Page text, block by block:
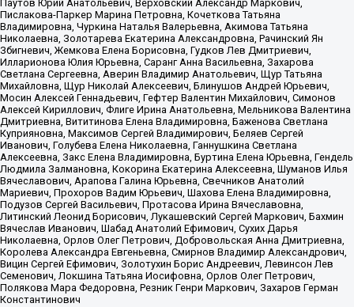
Паутов Юрий Анатольевич, Верховский Александр Маркович,
Пислакова-Паркер Марина Петровна, Кочеткова Татьяна
Владимировна, Чуркина Наталья Валерьевна, Акимова Татьяна
Николаевна, Золотарева Екатерина Александровна, Рачинский Ян
Збигневич, Жемкова Елена Борисовна, Гудков Лев Дмитриевич,
Илларионова Юлия Юрьевна, Саранг Анна Васильевна, Захарова
Светлана Сергеевна, Аверин Владимир Анатольевич, Щур Татьяна
Михайловна, Щур Николай Алексеевич, Блинушов Андрей Юрьевич,
Мосин Алексей Геннадьевич, Гефтер Валентин Михайлович, Симонов
Алексей Кириллович, Флиге Ирина Анатольевна, Мельникова Валентина
Дмитриевна, Вититинова Елена Владимировна, Баженова Светлана
Куприяновна, Максимов Сергей Владимирович, Беляев Сергей
Иванович, Голубева Елена Николаевна, Ганнушкина Светлана
Алексеевна, Закс Елена Владимировна, Буртина Елена Юрьевна, Гендель
Людмила Залмановна, Кокорина Екатерина Алексеевна, Шуманов Илья
Вячеславович, Арапова Галина Юрьевна, Свечников Анатолий
Мариевич, Прохоров Вадим Юрьевич, Шахова Елена Владимировна,
Подузов Сергей Васильевич, Протасова Ирина Вячеславовна,
Литинский Леонид Борисович, Лукашевский Сергей Маркович, Бахмин
Вячеслав Иванович, Шабад Анатолий Ефимович, Сухих Дарья
Николаевна, Орлов Олег Петрович, Добровольская Анна Дмитриевна,
Королева Александра Евгеньевна, Смирнов Владимир Александрович,
Вицин Сергей Ефимович, Золотухин Борис Андреевич, Левинсон Лев
Семенович, Локшина Татьяна Иосифовна, Орлов Олег Петрович,
Полякова Мара Федоровна, Резник Генри Маркович, Захаров Герман
Константинович